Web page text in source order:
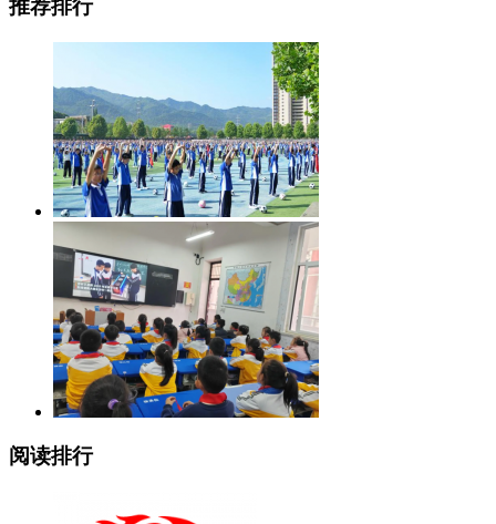
推荐排行
阅读排行